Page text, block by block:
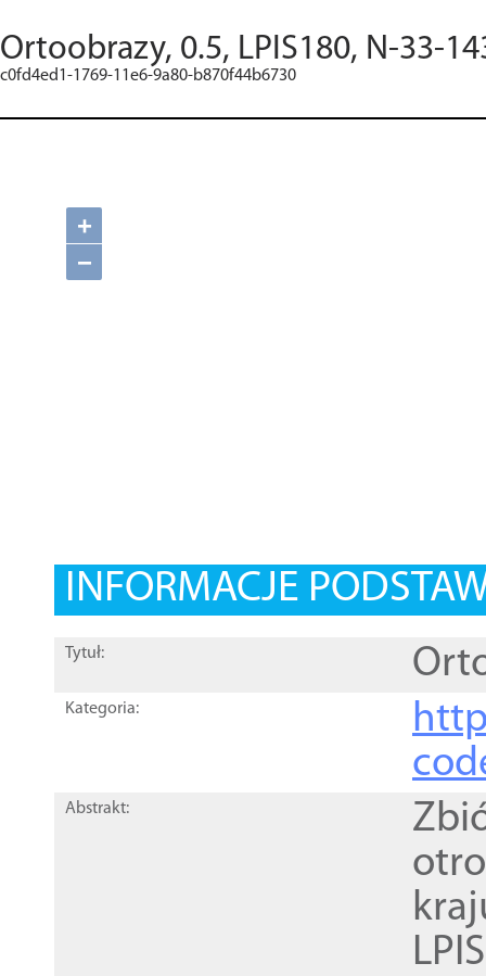
Ortoobrazy, 0.5, LPIS180, N-33-
c0fd4ed1-1769-11e6-9a80-b870f44b6730
+
−
INFORMACJE
Tytuł:
Kategoria:
Abstrakt: